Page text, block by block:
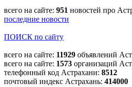
всего на сайте: 951 новостей про
последние новости
ПОИСК по сайту
всего на сайте: 11929 объявлений
всего на сайте: 1573 организаций
телефонный код Астрахани: 8512
почтовый индекс Астрахань: 414000